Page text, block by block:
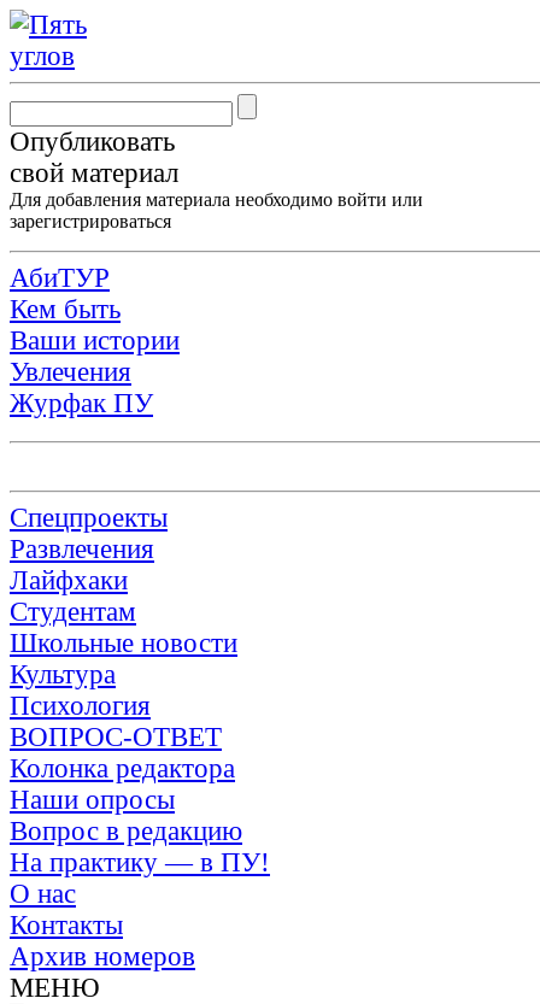
Опубликовать
свой материал
Для добавления материала необходимо войти или
зарегистрироваться
АбиТУР
Кем быть
Ваши истории
Увлечения
Журфак ПУ
Спецпроекты
Развлечения
Лайфхаки
Студентам
Школьные новости
Культура
Психология
ВОПРОС-ОТВЕТ
Колонка редактора
Наши опросы
Вопрос в редакцию
На практику — в ПУ!
О нас
Контакты
Архив номеров
МЕНЮ